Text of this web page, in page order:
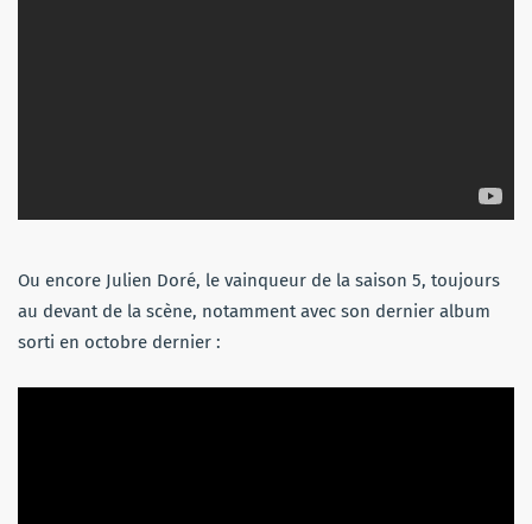
Ou encore Julien Doré, le vainqueur de la saison 5, toujours
au devant de la scène, notamment avec son dernier album
sorti en octobre dernier :